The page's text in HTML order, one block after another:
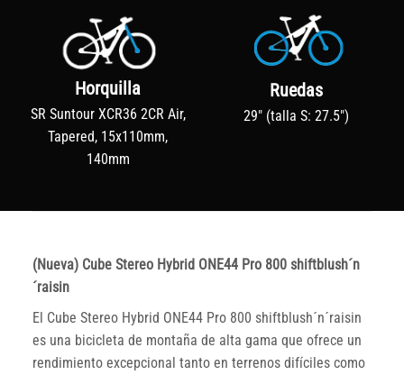
Horquilla
SR Suntour XCR36 2CR Air,
Tapered, 15x110mm,
140mm
Ruedas
29″ (talla S: 27.5″)
(Nueva) Cube Stereo Hybrid ONE44 Pro 800 shiftblush´n
´raisin
El Cube Stereo Hybrid ONE44 Pro 800 shiftblush´n´raisin
es una bicicleta de montaña de alta gama que ofrece un
rendimiento excepcional tanto en terrenos difíciles como